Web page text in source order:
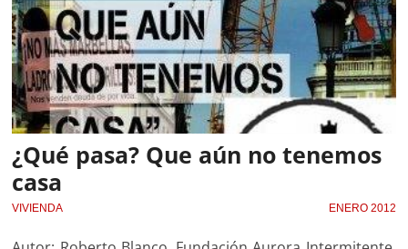
¿Qué pasa? Que aún no tenemos
casa
VIVIENDA ENERO 2012